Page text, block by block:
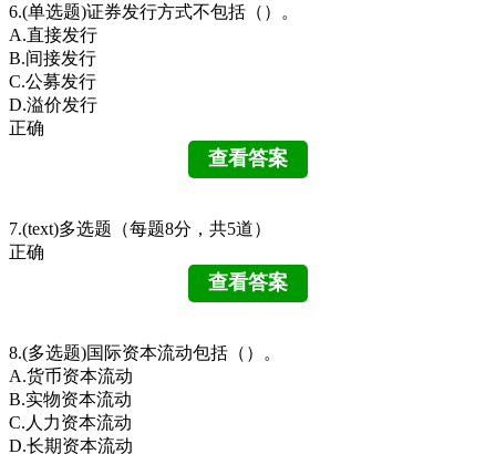
6.(单选题)证券发行方式不包括（）。
A.直接发行
B.间接发行
C.公募发行
D.溢价发行
正确
7.(text)多选题（每题8分，共5道）
正确
8.(多选题)国际资本流动包括（）。
A.货币资本流动
B.实物资本流动
C.人力资本流动
D.长期资本流动